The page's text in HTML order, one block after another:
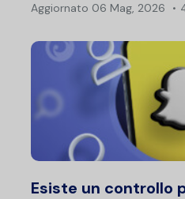
Aggiornato 06 Mag, 2026
Esiste un controllo